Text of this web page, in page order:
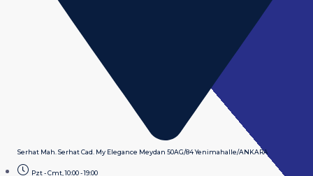
Serhat Mah. Serhat Cad. My Elegance Meydan 50AG/84 Yenimahalle/ANKARA
Pzt - Cmt, 10:00 - 19:00